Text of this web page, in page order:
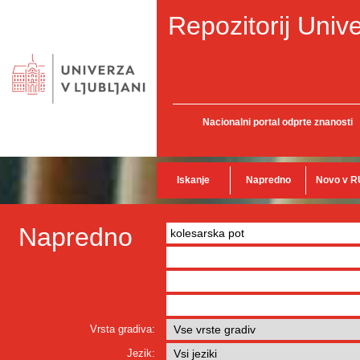
Repozitorij
Nacionalni portal odprte znanosti
Iskanje Napredno Novo v
Napredno
Vrsta gradiva:
Jezik: